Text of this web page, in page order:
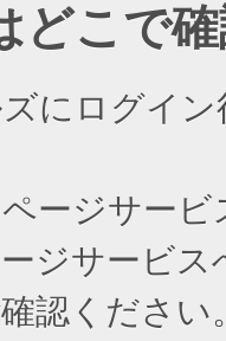
どこで
にログイ
ージサー
ジサービ
認ください